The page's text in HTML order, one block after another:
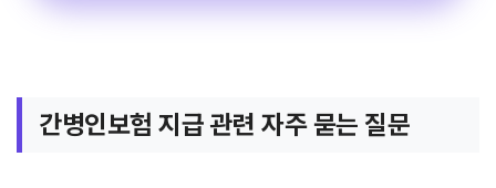
간병인보험 지급 관련 자주 묻는 질문